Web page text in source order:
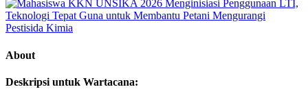
About
Deskripsi untuk Wartacana: